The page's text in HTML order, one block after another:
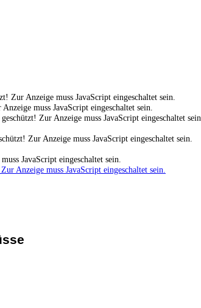
Zur Anzeige muss JavaScript eingeschaltet sein.
muss JavaScript eingeschaltet sein.
Zur Anzeige muss JavaScript eingeschaltet sein.
Zur Anzeige muss JavaScript eingeschaltet sein.
JavaScript eingeschaltet sein.
Anzeige muss JavaScript eingeschaltet sein.